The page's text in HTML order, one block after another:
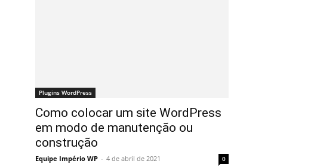
Plugins WordPress
Como colocar um site WordPress
em modo de manutenção ou
construção
Equipe Império WP - 4 de abril de 2021 0